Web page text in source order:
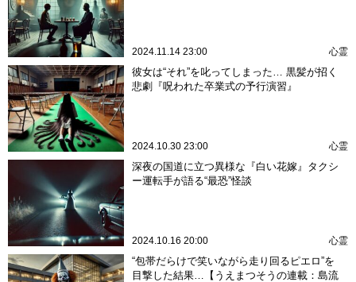
2024.11.14 23:00 心霊
彼女は“それ”を叱ってしまった… 黒髪が招く
悲劇『呪われた卒業式の予行演習』
2024.10.30 23:00 心霊
深夜の国道に立つ異様な『白い花嫁』タクシ
ー運転手が語る“最恐”怪談
2024.10.16 20:00 心霊
“包帯だらけで笑いながら走り回るピエロ”を
目撃した結果…【うえまつそうの連載：島流